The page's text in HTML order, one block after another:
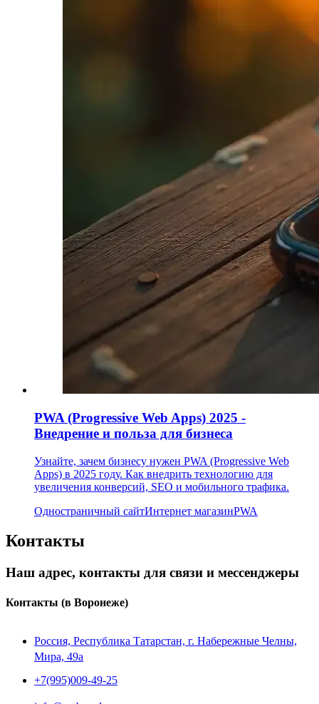
PWA (Progressive Web Apps) 2025 -
Внедрение и польза для бизнеса
Узнайте, зачем бизнесу нужен PWA (Progressive Web
Apps) в 2025 году. Как внедрить технологию для
увеличения конверсий, SEO и мобильного трафика.
Одностраничный сайтИнтернет магазинPWA
Контакты
Наш адрес, контакты для связи и мессенджеры
Контакты (в Воронеже)
Россия, Республика Татарстан, г. Набережные Челны,
Мира, 49a
+7(995)009-49-25